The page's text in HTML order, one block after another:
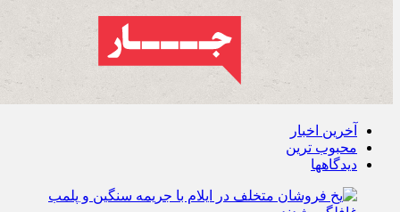
آخرین اخبار
محبوب ترین
دیدگاهها